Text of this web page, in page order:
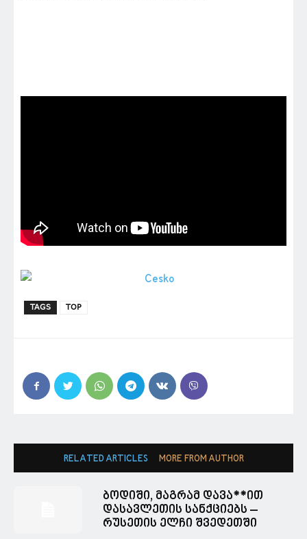
TAGS TOP
RELATED ARTICLES MORE FROM AUTHOR
ბოდიში, მაგრამ დავა**ით
დასავლეთის სანქციებს –
რუსეთის ელჩი შვედეთში